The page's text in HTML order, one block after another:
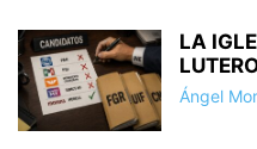
LA
Ángel